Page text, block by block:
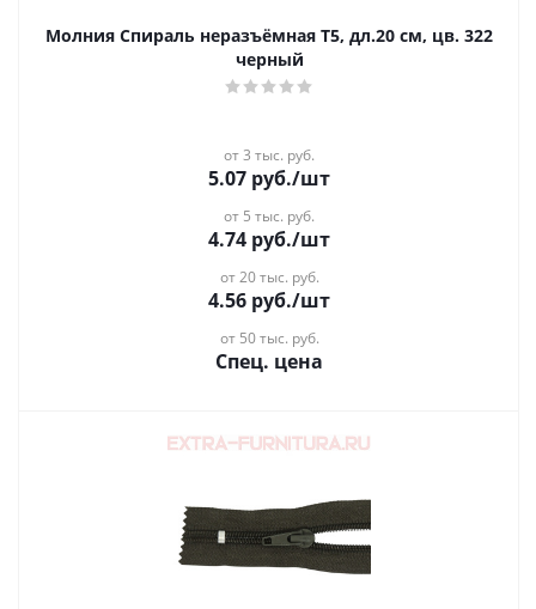
Молния Спираль неразъёмная Т5, дл.20 см, цв. 322
черный
от 3 тыс. руб.
5.07 руб./шт
от 5 тыс. руб.
4.74 руб./шт
от 20 тыс. руб.
4.56 руб./шт
от 50 тыс. руб.
Спец. цена